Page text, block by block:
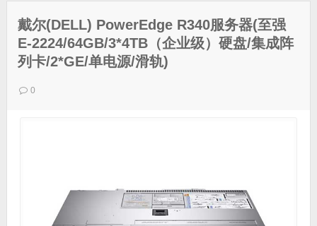
戴尔(DELL) PowerEdge R340服务器(至强
E-2224/64GB/3*4TB（企业级）硬盘/集成阵
列卡/2*GE/单电源/滑轨)
0